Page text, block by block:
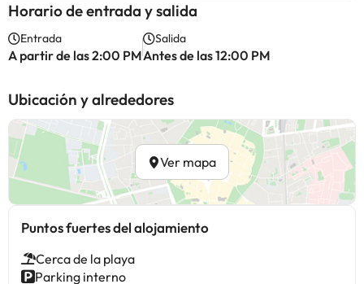
Horario de entrada y salida
Entrada
A partir de las 2:00 PM
Salida
Antes de las 12:00 PM
Ubicación y alrededores
Ver mapa
Puntos fuertes del alojamiento
Cerca de la playa
Parking interno